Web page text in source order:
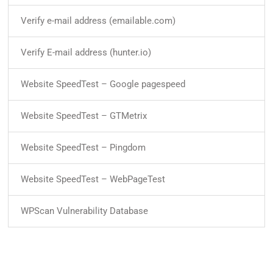
Verify e-mail address (emailable.com)
Verify E-mail address (hunter.io)
Website SpeedTest – Google pagespeed
Website SpeedTest – GTMetrix
Website SpeedTest – Pingdom
Website SpeedTest – WebPageTest
WPScan Vulnerability Database